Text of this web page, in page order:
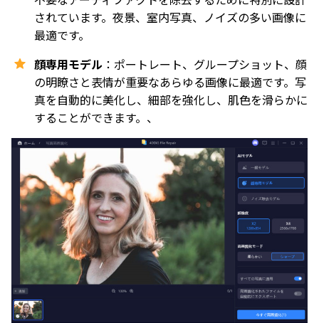
されています。夜景、室内写真、ノイズの多い画像に
最適です。
顔専用モデル ：ポートレート、グループショット、顔
の明瞭さと表情が重要なあらゆる画像に最適です。写
真を自動的に美化し、細部を強化し、肌色を滑らかに
することができます。、